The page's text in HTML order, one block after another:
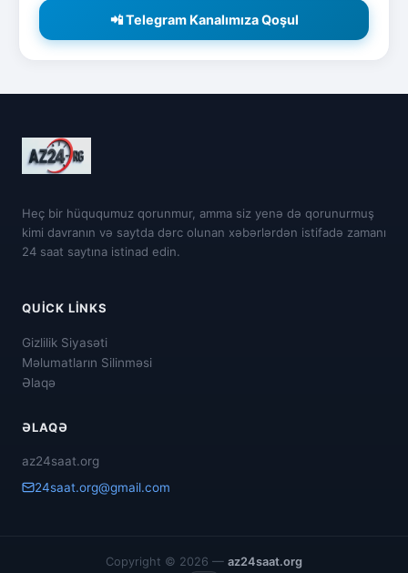
📲 Telegram Kanalımıza Qoşul
Heç bir hüququmuz qorunmur, amma siz yenə də qorunurmuş
kimi davranın və saytda dərc olunan xəbərlərdən istifadə zamanı
24 saat saytına istinad edin.
QUICK LINKS
Gizlilik Siyasəti
Məlumatların Silinməsi
Əlaqə
ƏLAQƏ
az24saat.org
24saat.org@gmail.com
Copyright © 2026 — az24saat.org